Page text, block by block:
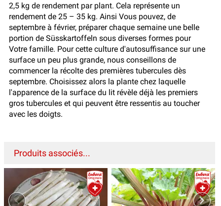
2,5 kg de rendement par plant. Cela représente un
rendement de 25 – 35 kg. Ainsi Vous pouvez, de
septembre à février, préparer chaque semaine une belle
portion de Süsskartoffeln sous diverses formes pour
Votre famille. Pour cette culture d'autosuffisance sur une
surface un peu plus grande, nous conseillons de
commencer la récolte des premières tubercules dès
septembre. Choisissez alors la plante chez laquelle
l'apparence de la surface du lit révèle déjà les premiers
gros tubercules et qui peuvent être ressentis au toucher
avec les doigts.
Produits associés...